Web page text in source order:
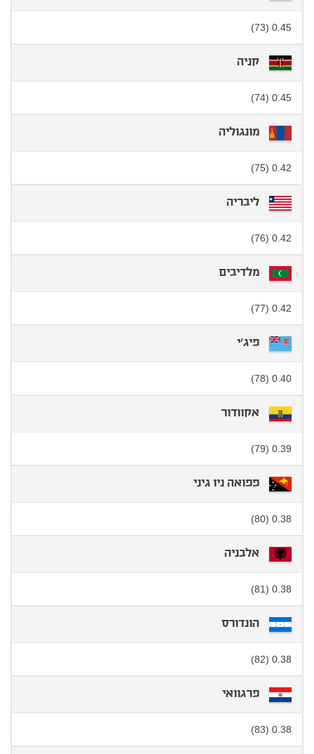
0.45 (73)
קניה
0.45 (74)
מונגוליה
0.42 (75)
ליבריה
0.42 (76)
מלדיבים
0.42 (77)
פיג'י
0.40 (78)
אקוודור
0.39 (79)
פפואה ניו גיני
0.38 (80)
אלבניה
0.38 (81)
הונדורס
0.38 (82)
פרגוואי
0.38 (83)